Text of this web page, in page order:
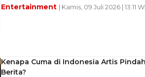
Entertainment | Kamis, 09 Juli 2026 | 13:11
Kenapa Cuma di Indonesia Artis
Berita?